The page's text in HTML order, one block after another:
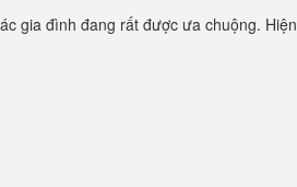
gia đình đang rất được ưa chuộng. Hiện